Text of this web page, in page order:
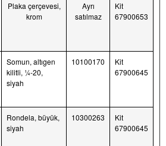
Plaka çerçevesi,
krom
Ayrı
satılmaz
Kit
67900653
Somun, altıgen
kilitli, ¼-20,
siyah
10100170
Kit
67900645
Rondela, büyük,
siyah
10300263
Kit
67900645